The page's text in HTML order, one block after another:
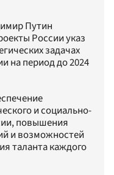
Путин
России указ
задачах
на период до 2024
и социально-
повышения
и возможностей
таланта каждого